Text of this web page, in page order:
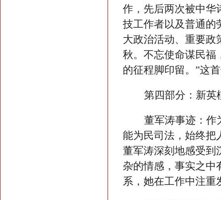
作，先后两次被中华
技工作者以及普通的
大政治活动、重要政
秋。不忘使命谋民福
的征程脚印留。”这
第四部分：新英
董军涛事迹 ： 作
能为民司法，始终把
董军涛深刻地感受到
杂的情感，事实之中
系，她在工作中注重